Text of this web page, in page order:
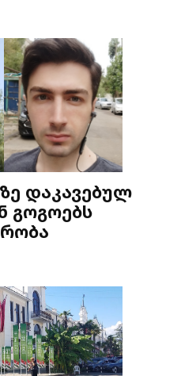
დაკავებულ
გოგოებს